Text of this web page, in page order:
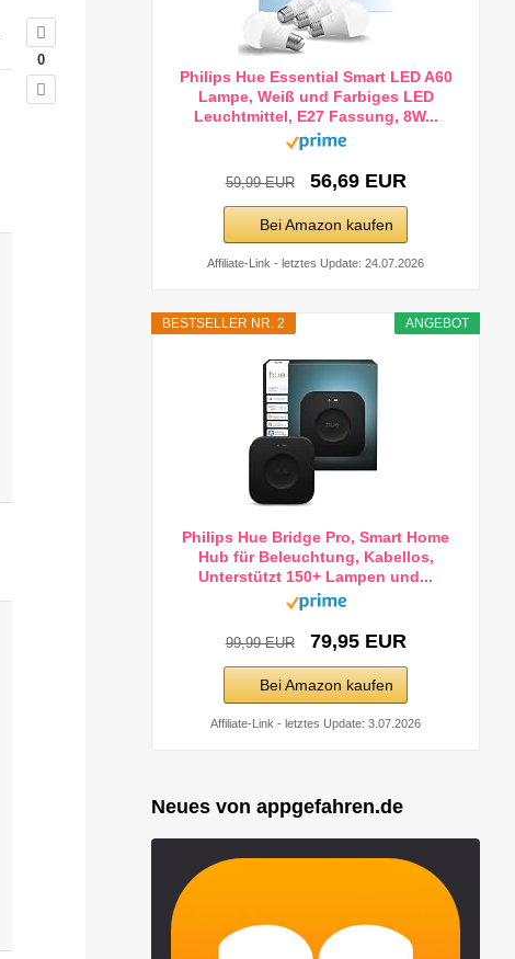
0
Philips Hue Essential Smart LED A60
Lampe, Weiß und Farbiges LED
Leuchtmittel, E27 Fassung, 8W...
59,99 EUR 56,69 EUR
Bei Amazon kaufen
Affiliate-Link - letztes Update: 24.07.2026
ANGEBOT
BESTSELLER NR. 2
Philips Hue Bridge Pro, Smart Home
Hub für Beleuchtung, Kabellos,
Unterstützt 150+ Lampen und...
99,99 EUR 79,95 EUR
Bei Amazon kaufen
Affiliate-Link - letztes Update: 3.07.2026
Neues von appgefahren.de